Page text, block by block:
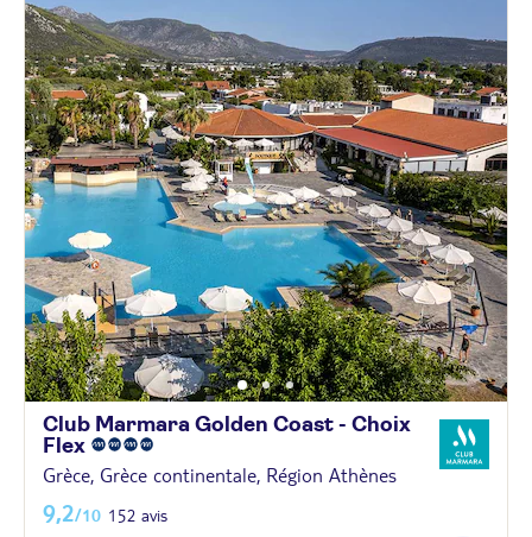
Club Marmara Golden Coast - Choix
Flex
Grèce, Grèce continentale, Région Athènes
9,2/10 152 avis